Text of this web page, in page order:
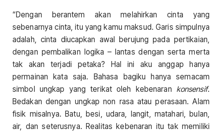
“Dengan berantem akan melahirkan cinta yang
sebenarnya cinta, itu yang kamu maksud. Garis simpulnya
adalah, cinta diucapkan awal berujung pada pertikaian,
dengan pembalikan logika – lantas dengan serta merta
tak akan terjadi petaka? Hal ini aku anggap hanya
permainan kata saja. Bahasa bagiku hanya semacam
simbol ungkap yang terikat oleh kebenaran konsensif.
Bedakan dengan ungkap non rasa atau perasaan. Alam
fisik misalnya. Batu, besi, udara, langit, matahari, bulan,
air, dan seterusnya. Realitas kebenaran itu tak memiliki